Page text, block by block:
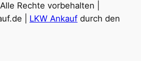
Rechte vorbehalten |
| LKW Ankauf durch den